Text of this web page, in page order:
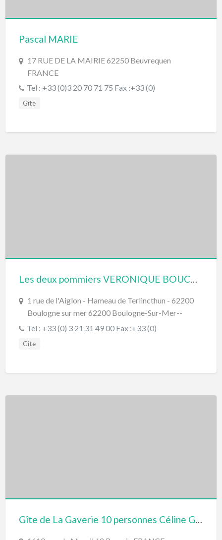
Pascal MARIE
17 RUE DE LA MAIRIE 62250 Beuvrequen
FRANCE
Tel : +33 (0)3 20 70 71 75 Fax :+33 (0)
Gîte
1 rue de l'Aiglon - Hameau de Terlincthun - 62200
Boulogne sur mer 62200 Boulogne-Sur-Mer--
Nord-Ouest FRANCE
Tel : +33 (0) 3 21 31 49 00 Fax :+33 (0)
Gîte